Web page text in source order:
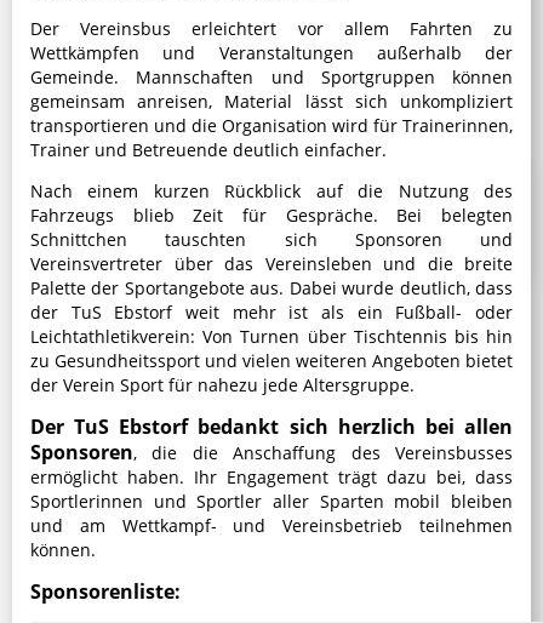
Der Vereinsbus erleichtert vor allem Fahrten zu
Wettkämpfen und Veranstaltungen außerhalb der
Gemeinde. Mannschaften und Sportgruppen können
gemeinsam anreisen, Material lässt sich unkompliziert
transportieren und die Organisation wird für Trainerinnen,
Trainer und Betreuende deutlich einfacher.
Nach einem kurzen Rückblick auf die Nutzung des
Fahrzeugs blieb Zeit für Gespräche. Bei belegten
Schnittchen tauschten sich Sponsoren und
Vereinsvertreter über das Vereinsleben und die breite
Palette der Sportangebote aus. Dabei wurde deutlich, dass
der TuS Ebstorf weit mehr ist als ein Fußball- oder
Leichtathletikverein: Von Turnen über Tischtennis bis hin
zu Gesundheitssport und vielen weiteren Angeboten bietet
der Verein Sport für nahezu jede Altersgruppe.
Der TuS Ebstorf bedankt sich herzlich bei allen
Sponsoren, die die Anschaffung des Vereinsbusses
ermöglicht haben. Ihr Engagement trägt dazu bei, dass
Sportlerinnen und Sportler aller Sparten mobil bleiben
und am Wettkampf- und Vereinsbetrieb teilnehmen
können.
Sponsorenliste: